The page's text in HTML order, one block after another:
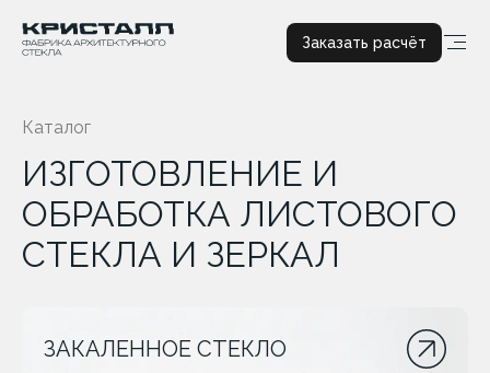
Заказать расчёт
Каталог
ИЗГОТОВЛЕНИЕ И
ОБРАБОТКА ЛИСТОВОГО
СТЕКЛА И ЗЕРКАЛ
ЗАКАЛЕННОЕ СТЕКЛО